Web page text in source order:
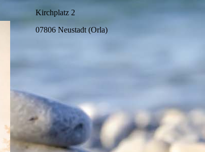
Kirchplatz 2
07806 Neustadt (Orla)